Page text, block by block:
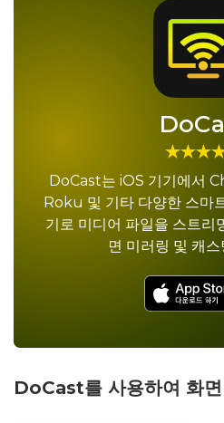
DoCast는 iOS 기기에서
Roku 및 기타 다양한 스마
기로 미디어 파일을 스트리
면 미러링 및 캐
DoCast를 사용하여 화